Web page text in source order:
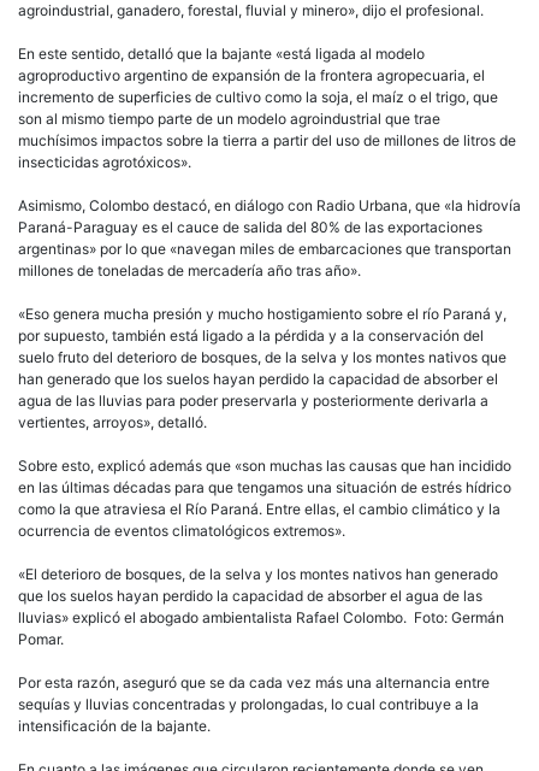
agroindustrial, ganadero, forestal, fluvial y minero», dijo el profesional.
En este sentido, detalló que la bajante «está ligada al modelo
agroproductivo argentino de expansión de la frontera agropecuaria, el
incremento de superficies de cultivo como la soja, el maíz o el trigo, que
son al mismo tiempo parte de un modelo agroindustrial que trae
muchísimos impactos sobre la tierra a partir del uso de millones de litros de
insecticidas agrotóxicos».
Asimismo, Colombo destacó, en diálogo con Radio Urbana, que «la hidrovía
Paraná-Paraguay es el cauce de salida del 80% de las exportaciones
argentinas» por lo que «navegan miles de embarcaciones que transportan
millones de toneladas de mercadería año tras año».
«Eso genera mucha presión y mucho hostigamiento sobre el río Paraná y,
por supuesto, también está ligado a la pérdida y a la conservación del
suelo fruto del deterioro de bosques, de la selva y los montes nativos que
han generado que los suelos hayan perdido la capacidad de absorber el
agua de las lluvias para poder preservarla y posteriormente derivarla a
vertientes, arroyos», detalló.
Sobre esto, explicó además que «son muchas las causas que han incidido
en las últimas décadas para que tengamos una situación de estrés hídrico
como la que atraviesa el Río Paraná. Entre ellas, el cambio climático y la
ocurrencia de eventos climatológicos extremos».
«El deterioro de bosques, de la selva y los montes nativos han generado
que los suelos hayan perdido la capacidad de absorber el agua de las
lluvias» explicó el abogado ambientalista Rafael Colombo. Foto: Germán
Pomar.
Por esta razón, aseguró que se da cada vez más una alternancia entre
sequías y lluvias concentradas y prolongadas, lo cual contribuye a la
intensificación de la bajante.